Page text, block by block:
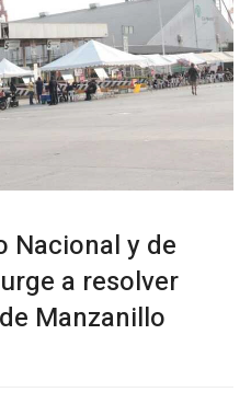
Nacional y de
a resolver
Manzanillo